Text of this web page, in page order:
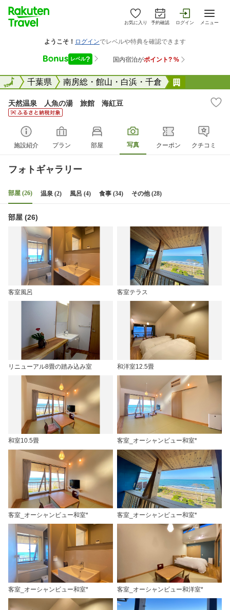
お気に入り 予約確認 ログイン メニュー
全国千葉県 南房総・館山・白浜・千倉
全国
天然温泉 人魚の湯 旅館 海紅豆
施設紹介 プラン 部屋 写真 クーポン クチコミ
フォトギャラリー
部屋 (26) 温泉 (2) 風呂 (4) 食事 (34) その他 (28)
部屋 (26)
客室風呂 客室テラス
リニューアル8畳の踏み込み室 和洋室12.5畳
和室10.5畳 客室_オーシャンビュー和室*
客室_オーシャンビュー和室* 客室_オーシャンビュー和室*
客室_オーシャンビュー和室* 客室_オーシャンビュー和洋室*